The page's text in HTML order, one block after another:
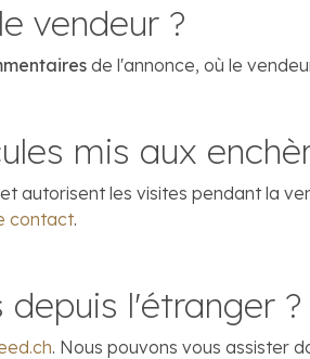
vendeur ?
de l'annonce, où le
mis aux
autorisent les visites pendant la
contact.
l'étranger ?
. Nous pouvons vous assister